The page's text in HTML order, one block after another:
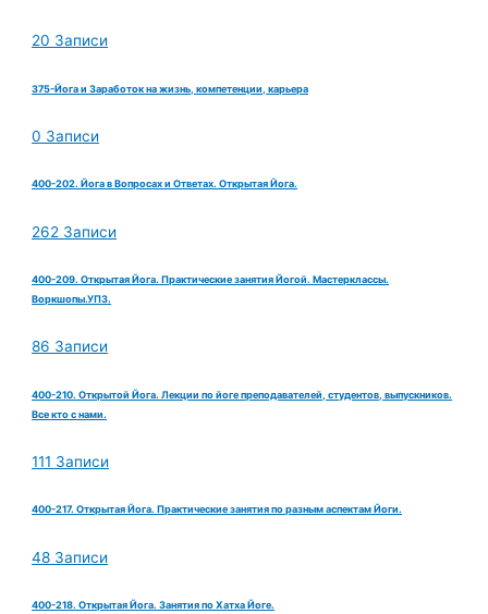
20 Записи
375-Йога и Заработок на жизнь, компетенции, карьера
0 Записи
400-202. Йога в Вопросах и Ответах. Открытая Йога.
262 Записи
400-209. Открытая Йога. Практические занятия Йогой. Мастерклассы.
Воркшопы.УПЗ.
86 Записи
400-210. Открытой Йога. Лекции по йоге преподавателей, студентов, выпускников.
Все кто с нами.
111 Записи
400-217. Открытая Йога. Практические занятия по разным аспектам Йоги.
48 Записи
400-218. Открытая Йога. Занятия по Хатха Йоге.